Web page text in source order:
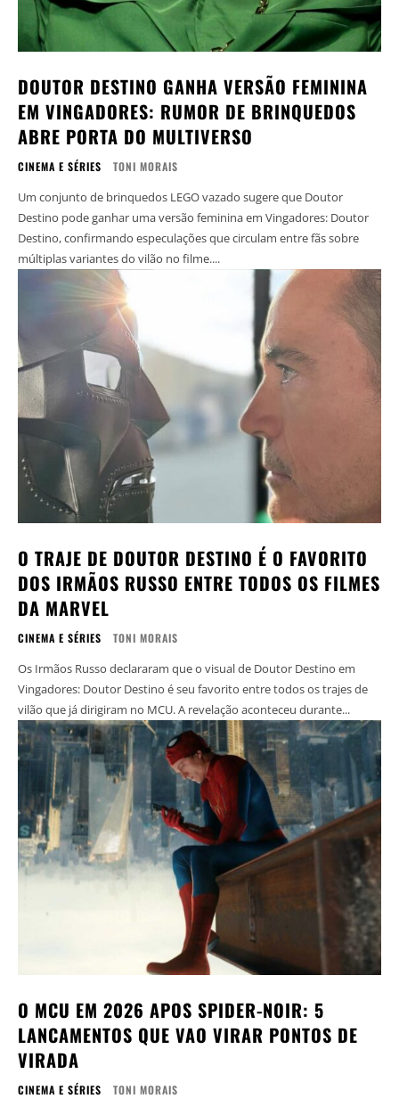
DOUTOR DESTINO GANHA VERSÃO FEMININA
EM VINGADORES: RUMOR DE BRINQUEDOS
ABRE PORTA DO MULTIVERSO
CINEMA E SÉRIES TONI MORAIS
Um conjunto de brinquedos LEGO vazado sugere que Doutor
Destino pode ganhar uma versão feminina em Vingadores: Doutor
Destino, confirmando especulações que circulam entre fãs sobre
múltiplas variantes do vilão no filme....
O TRAJE DE DOUTOR DESTINO É O FAVORITO
DOS IRMÃOS RUSSO ENTRE TODOS OS FILMES
DA MARVEL
CINEMA E SÉRIES TONI MORAIS
Os Irmãos Russo declararam que o visual de Doutor Destino em
Vingadores: Doutor Destino é seu favorito entre todos os trajes de
vilão que já dirigiram no MCU. A revelação aconteceu durante...
O MCU EM 2026 APOS SPIDER-NOIR: 5
LANCAMENTOS QUE VAO VIRAR PONTOS DE
VIRADA
CINEMA E SÉRIES TONI MORAIS